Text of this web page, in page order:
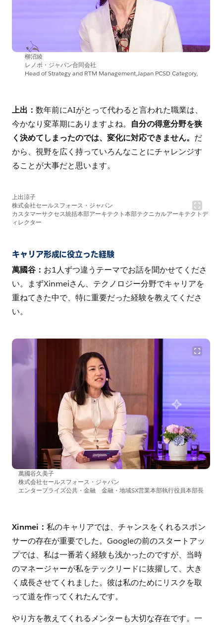
柳沼綾
レノボ・ジャパン合同会社
Head of Strategy and RTM Management,Japan PCSD Category,
上出：数年前にAIがとって代わると言われた職業は、
今かなり変革期にありますよね。 自分の得意分野を狭
く決めてしまったのでは、変化に対応できません。 だ
から、視野を広く持っていろんなことにチャレンジす
ることが大事だと思います。
上出涼子
株式会社セールスフォース・ジャパン
カスタマーサクセス統括本部アーキテクト本部テクニカルアーキテクトデ
ィレクター
キャリア形成に役立った経験
萬國谷： お1人ずつ違うテーマでお話を聞かせてくださ
い。まずXinmeiさん、テクノロジー分野でキャリアを
重ねてきた中で、特に重要だった経験を教えてくださ
い。
萬國谷久美子
株式会社セールスフォース・ジャパン
エンタープライズ公共・金融 金融・地域SX営業本部執行役員本部長
Xinmei：私のキャリアでは、チャンスをくれるスポン
サーの存在が重要でした。Googleの前のスタートアッ
プでは、私は一番若く経験も浅かったのですが、当時
のマネージャーが私をテックリードに抜擢して、大き
く成長させてくれました。彼は私のためにリスクを取
って道を作ってくれたんです。
やり方を教えてくれるメンターも大切な存在です。一